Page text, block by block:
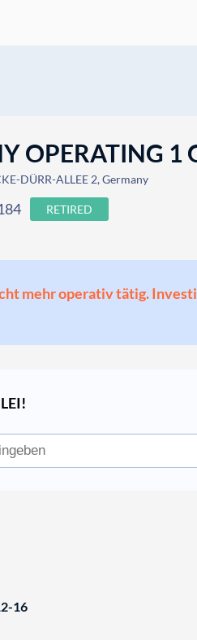
OPERATING 1
DÜRR-ALLEE 2, Germany
RETIRED
mehr operativ tätig.
16